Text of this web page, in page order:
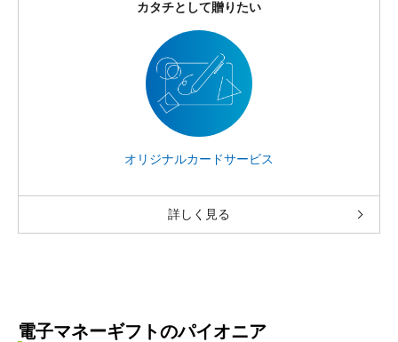
カタチとして贈りたい
オリジナルカードサービス
詳しく見る
電子マネーギフトのパイオニア